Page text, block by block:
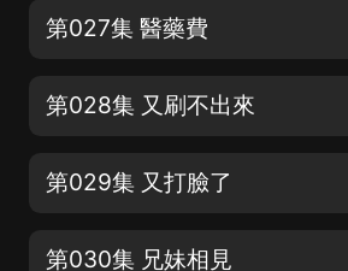
第027集 醫藥費
第028集 又刷不出來
第029集 又打臉了
第030集 兄妹相見